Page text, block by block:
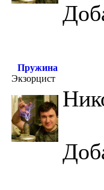
Пружина
Экзорцист